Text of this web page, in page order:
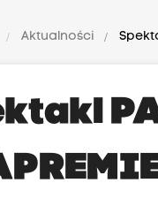
Aktualności